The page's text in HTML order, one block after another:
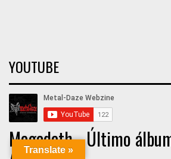
YOUTUBE
Megadeth - Último
Translate »